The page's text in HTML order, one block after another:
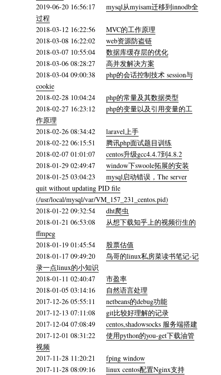
2019-06-20 16:56:17 mysql从myisam迁移到innodb全
过程
2018-03-12 16:22:56 MVC的工作原理
2018-03-08 16:22:02 web资源防盗链
2018-03-07 10:55:04 数据库缓存层的优化
2018-03-06 08:28:27 高并发解决方案
2018-03-04 09:00:38 php的会话控制技术 session与
cookie
2018-02-28 10:04:24 php的常量及其数据类型
2018-02-27 16:23:12 php的变量以及引用变量的工
作原理
2018-02-26 08:34:42 laravel上手
2018-02-22 06:15:51 腾讯php面试题目训练
2018-02-07 01:01:07 centos升级gcc4.4.7到4.8.2
2018-01-29 02:49:47 window下swoole拓展的安装
2018-01-25 03:04:23 mysql启动错误，The server
quit without updating PID file
(/usr/local/mysql/var/VM_157_231_centos.pid)
2018-01-22 09:32:54 dht爬虫
2018-01-21 06:53:08 从想下载知乎上的视频衍生的
ffmpeg
2018-01-19 01:45:54 股票估值
2018-01-17 09:49:20 鸟哥的linux私房菜读书笔记-记
录一点linux的小知识
2018-01-11 02:40:47 市盈率
2018-01-05 03:14:16
自然语言处理
2017-12-26 05:55:11 netbeans的debug功能
2017-12-13 07:11:08 git比较好理解的记录
2017-12-04 07:08:49 centos,shadowsocks 服务端搭建
2017-12-01 08:31:22 使用python的you-get下载油管
视频
2017-11-28 11:20:21 fping window
2017-11-28 08:09:16 linux centos配置Nginx支持